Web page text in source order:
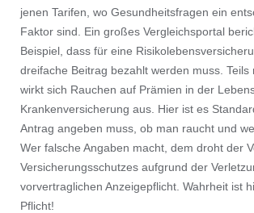
jenen Tarifen, wo Gesundheitsfragen ein
Faktor sind. Ein großes Vergleichsportal
Beispiel, dass für eine
dreifache Beitrag bezahlt werden muss. Teils
wirkt sich Rauchen auf Prämien in der
Krankenversicherung aus. Hier ist es
Antrag angeben muss, ob man raucht und
Wer falsche Angaben macht, dem droht der
Versicherungsschutzes aufgrund der
vorvertraglichen Anzeigepflicht. Wahrheit ist
Pflicht!